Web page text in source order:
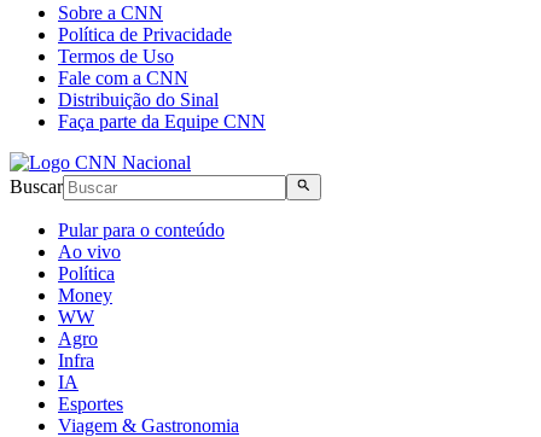
Sobre a CNN
Política de Privacidade
Termos de Uso
Fale com a CNN
Distribuição do Sinal
Faça parte da Equipe CNN
Buscar
Pular para o conteúdo
Ao vivo
Política
Money
WW
Agro
Infra
IA
Esportes
Viagem & Gastronomia